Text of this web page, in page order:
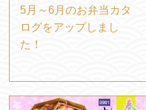
5月～6月のお弁当カタ
ログをアップしまし
た！